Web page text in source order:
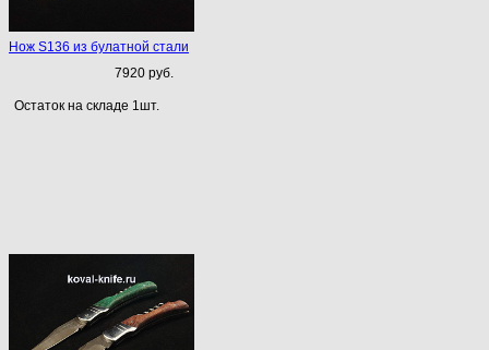
Нож S136 из булатной стали
7920 руб.
Остаток на складе 1шт.